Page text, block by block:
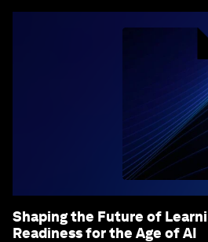
Shaping the Future of
Readiness for the Age of AI